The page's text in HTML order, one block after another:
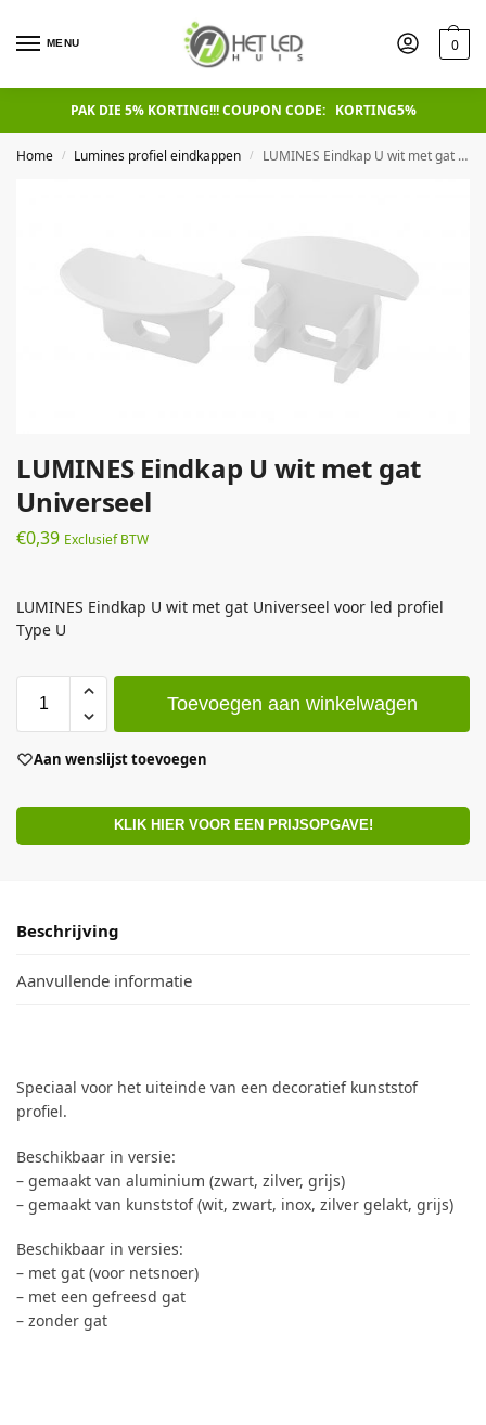
MENU 0
PAK DIE 5% KORTING!!! COUPON CODE: KORTING5%
Home / Lumines profiel eindkappen / LUMINES Eindkap U wit met gat Universeel
LUMINES Eindkap U wit met gat
Universeel
€0,39 Exclusief BTW
LUMINES Eindkap U wit met gat Universeel voor led profiel
Type U
Toevoegen aan winkelwagen
Aan wenslijst toevoegen
KLIK HIER VOOR EEN PRIJSOPGAVE!
Beschrijving
Aanvullende informatie
Speciaal voor het uiteinde van een decoratief kunststof
profiel.
Beschikbaar in versie:
– gemaakt van aluminium (zwart, zilver, grijs)
– gemaakt van kunststof (wit, zwart, inox, zilver gelakt, grijs)
Beschikbaar in versies:
– met gat (voor netsnoer)
– met een gefreesd gat
– zonder gat